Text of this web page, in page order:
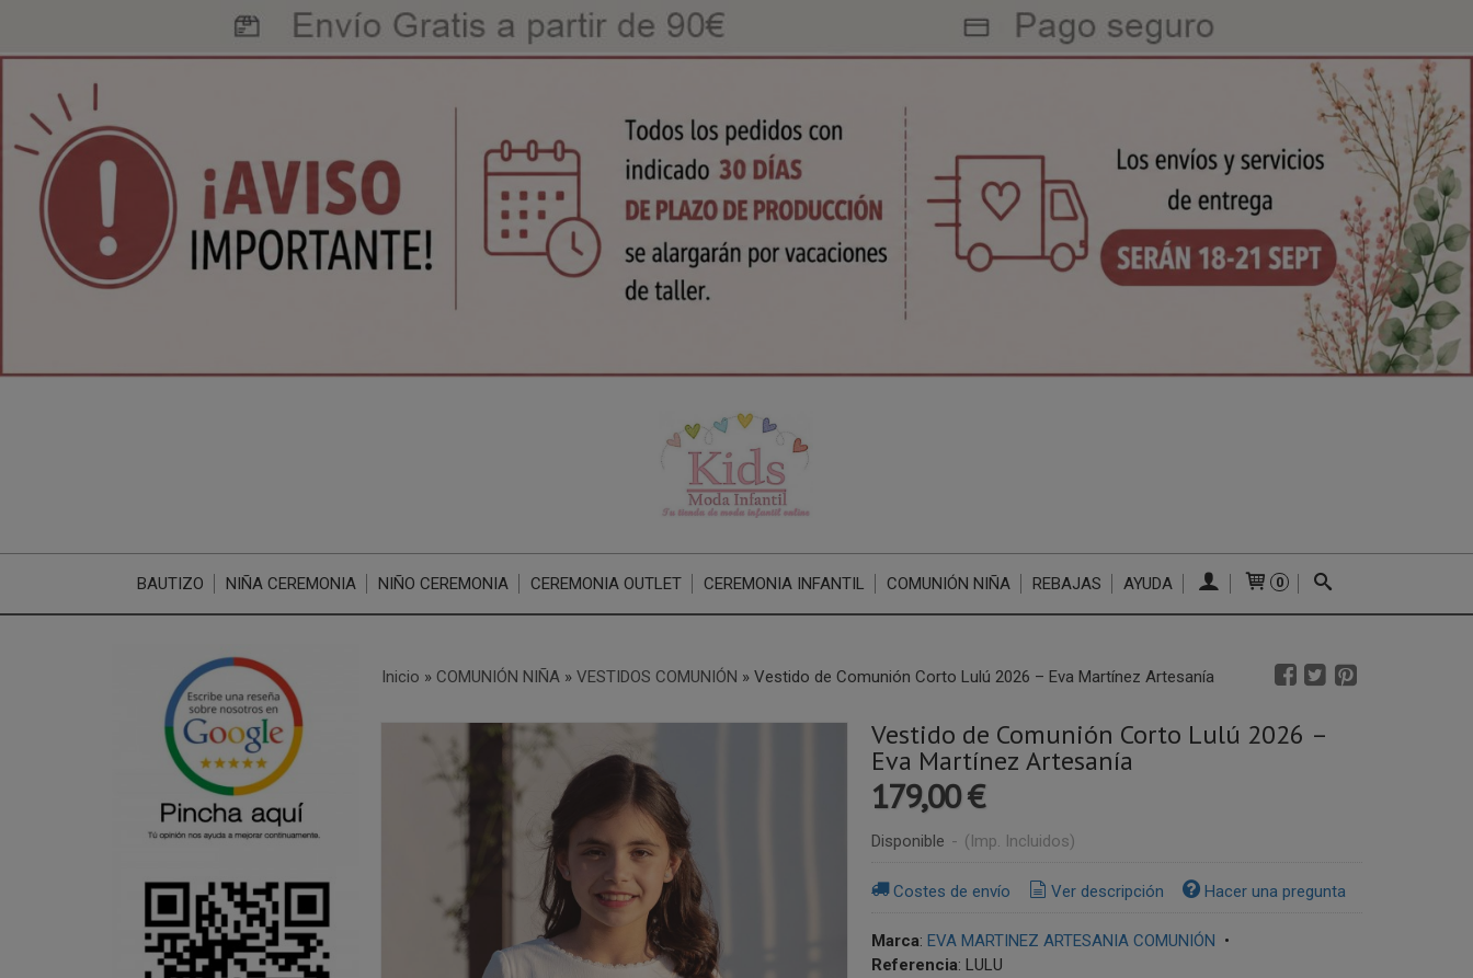
BAUTIZO NIÑA CEREMONIA NIÑO CEREMONIA CEREMONIA OUTLET CEREMONIA INFANTIL COMUNIÓN NIÑA REBAJAS AYUDA 0
Inicio » COMUNIÓN NIÑA» VESTIDOS COMUNIÓN » Vestido de Comunión Corto Lulú 2026 – Eva Martínez Artesanía
Vestido de Comunión Corto Lulú 2026 –
Eva Martínez Artesanía
179,00 €
Disponible - (Imp. Incluidos)
Costes de envío Ver descripción Hacer una pregunta
Marca: EVA MARTINEZ ARTESANIA COMUNIÓN •
Referencia: LULU